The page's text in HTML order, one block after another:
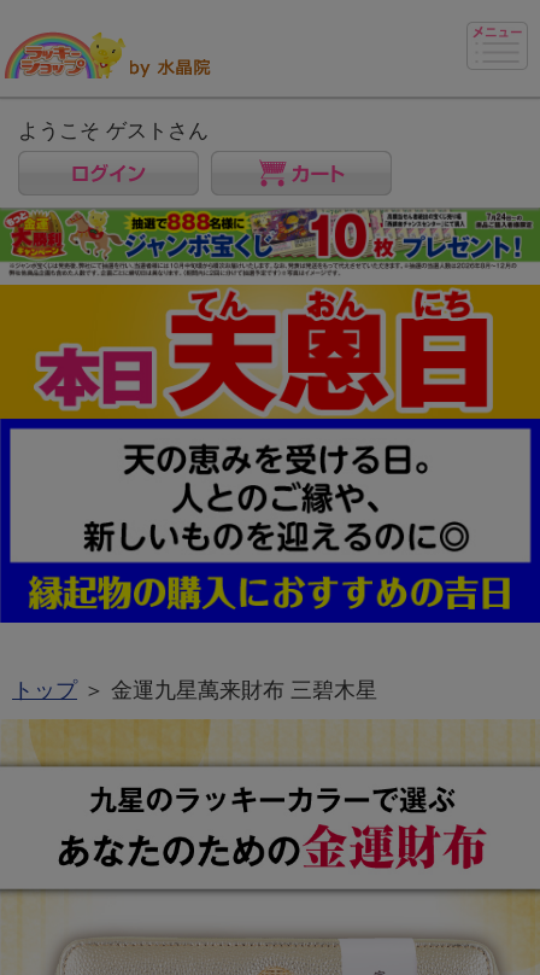
ようこそ ゲストさん
トップ＞ 金運九星萬来財布 三碧木星